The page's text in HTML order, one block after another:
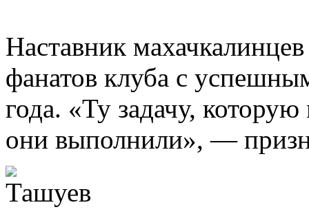
Наставник
фанатов клуба с
года. «Ту задачу,
они выполнили», —